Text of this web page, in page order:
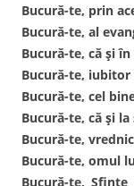
Bucură-te, prin
Bucură-te, al
Bucură-te, că și
Bucură-te, iubitor
Bucură-te, cel
Bucură-te, că și
Bucură-te,
Bucură-te, omul
Bucură-te,